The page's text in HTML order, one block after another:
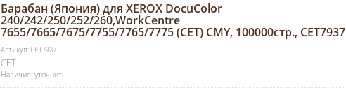
Барабан (Япония) для XEROX DocuColor
240/242/250/252/260,WorkCentre
7655/7665/7675/7755/7765/7775 (CET) CMY, 100000стр., CET7937
Артикул: CET7937
CET
Наличие: уточнить